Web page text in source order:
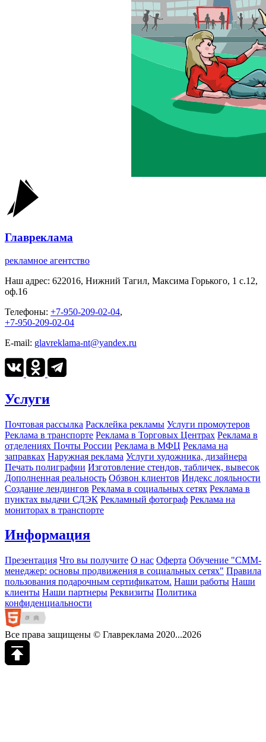
Главреклама
рекламное агентство
Наш адрес: 622016, Нижний Тагил, Максима Горького, 1 c.12,
оф.16
Телефоны: +7-950-209-02-04,
+7-950-209-02-04
E-mail: glavreklama-nt@yandex.ru
Услуги
Почтовая рассылка Расклейка рекламы Услуги промоутеров
Реклама в транспорте Реклама в Торговых Центрах Реклама в
отделениях Почты России Реклама в МФЦ Реклама на
заправках Наружная реклама Услуги художника, дизайнера
Печать полиграфии Изготовление стендов, табличек, вывесок
Дополненная реальность Обзвон клиентов Индекс лояльности
Создание лендингов Реклама в социальных сетях Реклама в
пунктах выдачи СДЭК Рекламный фотограф Реклама на
мониторах в транспорте
Информация
Презентация Что вы получите О нас Оферта Обучение "СМM-
менеджер: основы продвижения в социальных сетях" Правила
пользования подарочным сертификатом. Наши работы Наши
клиенты Наши партнеры Реквизиты Политика
конфиденциальности
Все права защищены © Главреклама 2020...2026